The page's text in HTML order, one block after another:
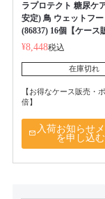
ラプロテクト 糖尿ケ
安定) 鳥 ウェットフー
(86837) 16個【ケース
¥8,448税込
在庫切れ
【お得なケース販売・
倍】
入荷お知らせ
を申し込む